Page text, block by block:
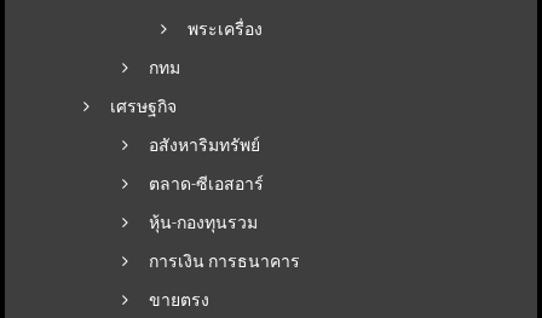
พระเครื่อง
กทม
เศรษฐกิจ
อสังหาริมทรัพย์
ตลาด-ซีเอสอาร์
หุ้น-กองทุนรวม
การเงิน การธนาคาร
ขายตรง